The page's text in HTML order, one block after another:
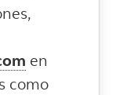
en
como